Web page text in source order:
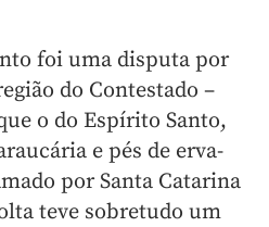
foi uma disputa por
do Contestado –
o do Espírito Santo,
e pés de erva-
por Santa Catarina
teve sobretudo um